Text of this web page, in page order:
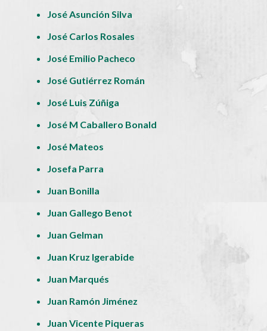
José Asunción Silva
José Carlos Rosales
José Emilio Pacheco
José Gutiérrez Román
José Luis Zúñiga
José M Caballero Bonald
José Mateos
Josefa Parra
Juan Bonilla
Juan Gallego Benot
Juan Gelman
Juan Kruz Igerabide
Juan Marqués
Juan Ramón Jiménez
Juan Vicente Piqueras